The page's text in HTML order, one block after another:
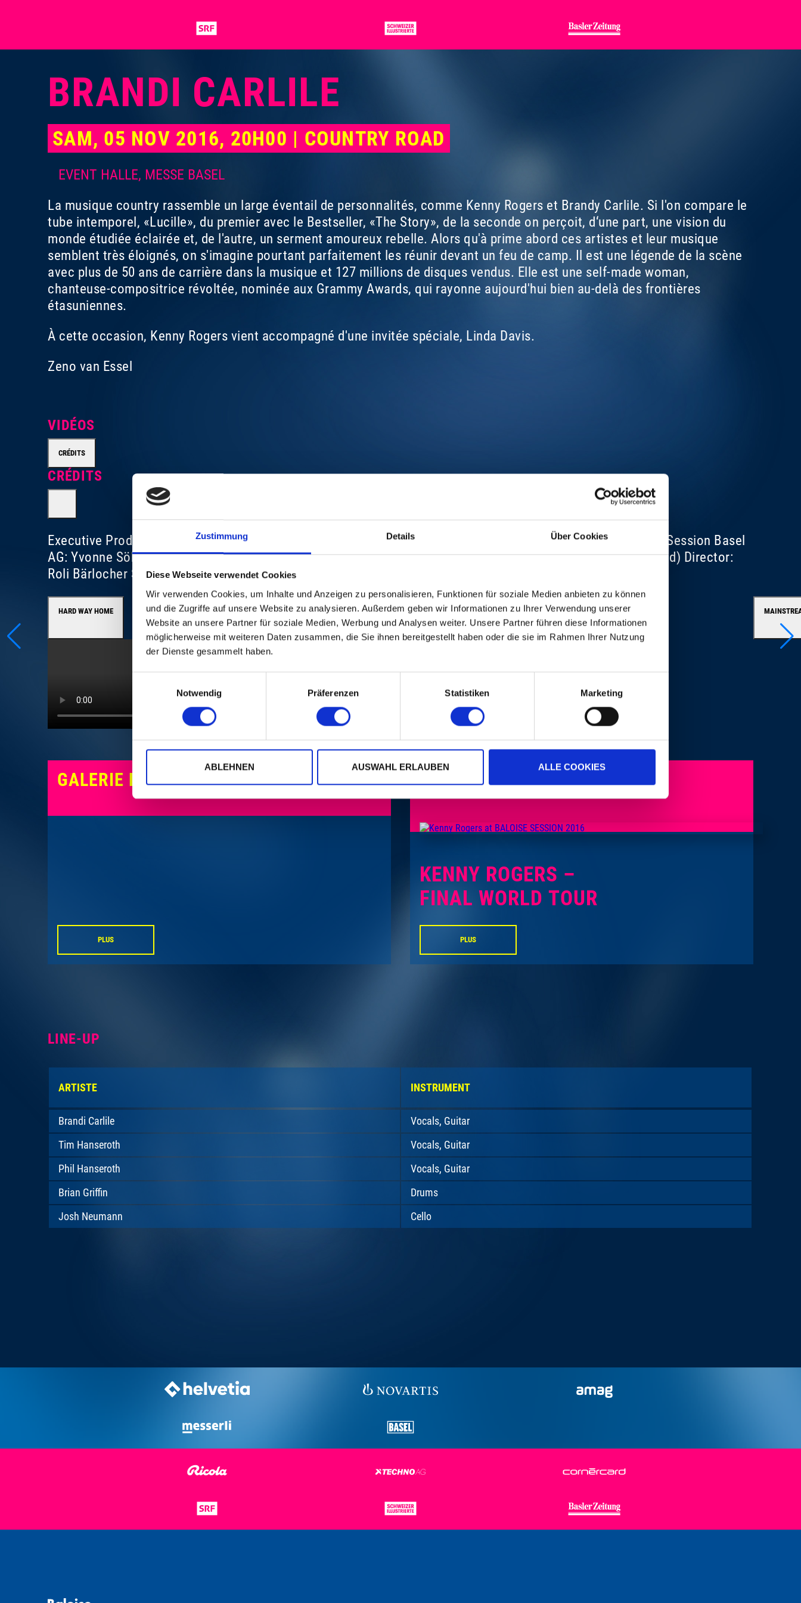
Zustimmung Details Über Cookies
Diese Webseite verwendet Cookies
Wir verwenden Cookies, um Inhalte und Anzeigen zu personalisieren, Funktionen für soziale Medien anbieten zu können
und die Zugriffe auf unsere Website zu analysieren. Außerdem geben wir Informationen zu Ihrer Verwendung unserer
Website an unsere Partner für soziale Medien, Werbung und Analysen weiter. Unsere Partner führen diese Informationen
möglicherweise mit weiteren Daten zusammen, die Sie ihnen bereitgestellt haben oder die sie im Rahmen Ihrer Nutzung
der Dienste gesammelt haben.
Notwendig
Präferenzen Statistiken Marketing
ABLEHNEN AUSWAHL ERLAUBEN ALLE COOKIES
BRANDI CARLILE
SAM, 05 NOV 2016, 20H00 | COUNTRY ROAD
EVENT HALLE, MESSE BASEL
La musique country rassemble un large éventail de personnalités, comme Kenny Rogers et Brandy Carlile. Si l'on compare le
tube intemporel, «Lucille», du premier avec le Bestseller, «The Story», de la seconde on perçoit, d‘une part, une vision du
monde étudiée éclairée et, de l'autre, un serment amoureux rebelle. Alors qu'à prime abord ces artistes et leur musique
semblent très éloignés, on s'imagine pourtant parfaitement les réunir devant un feu de camp. Il est une légende de la scène
avec plus de 50 ans de carrière dans la musique et 127 millions de disques vendus. Elle est une self-made woman,
chanteuse-compositrice révoltée, nominée aux Grammy Awards, qui rayonne aujourd'hui bien au-delà des frontières
étasuniennes.
À cette occasion, Kenny Rogers vient accompagné d'une invitée spéciale, Linda Davis.
Zeno van Essel
VIDÉOS
CRÉDITS
CRÉDITS
Executive Producer for Baloise Session/Session Basel AG: Beatrice Stirnimann Producer for Baloise Session/Session Basel
AG: Yvonne Söhner Production for Baloise Session/Session Basel AG: BBM Productions, Wallbach (Switzerland) Director:
Roli Bärlocher Sound: Ron Kurz ©: Session Basel AG 2016 Live Photos: © Dominik Plüss
HARD WAY HOME
GALERIE PHOTOS
PLUS
LA MÊME SOIRÉE
KENNY ROGERS –
FINAL WORLD TOUR
PLUS
LINE-UP
ARTISTE INSTRUMENT
Brandi Carlile
Vocals, Guitar
Tim Hanseroth
Vocals, Guitar
Phil Hanseroth
Vocals, Guitar
Brian Griffin
Drums
Josh Neumann
Cello